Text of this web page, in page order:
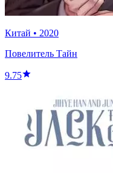
Китай • 2020
Повелитель Тайн
9.75